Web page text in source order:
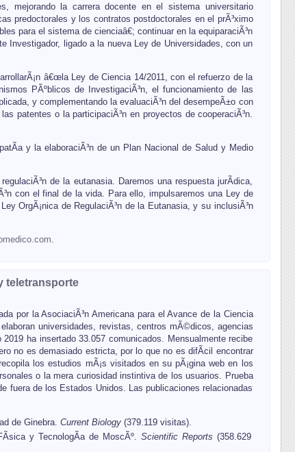
mejorando la carrera docente en el sistema universitario
predoctorales y los contratos postdoctorales en el prÃ³ximo
para el sistema de cienciaâ€; continuar en la equiparaciÃ³n
Investigador, ligado a la nueva Ley de Universidades, con un
â€œla Ley de Ciencia 14/2011, con el refuerzo de la
PÃºblicos de InvestigaciÃ³n, el funcionamiento de las
y complementando la evaluaciÃ³n del desempeÃ±o con
patentes o la participaciÃ³n en proyectos de cooperaciÃ³n.
y la elaboraciÃ³n de un Plan Nacional de Salud y Medio
de la eutanasia. Daremos una respuesta jurÃ­dica,
con el final de la vida. Para ello, impulsaremos una Ley de
OrgÃ¡nica de RegulaciÃ³n de la Eutanasia, y su inclusiÃ³n
teletransporte
por la AsociaciÃ³n Americana para el Avance de la Ciencia
universidades, revistas, centros mÃ©dicos, agencias
ha insertado 33.057 comunicados. Mensualmente recibe
no es demasiado estricta, por lo que no es difÃ­cil encontrar
los estudios mÃ¡s visitados en su pÃ¡gina web en los
o la mera curiosidad instintiva de los usuarios. Prueba
fuera de los Estados Unidos. Las publicaciones relacionadas
de Ginebra.Current Biology (379.119 visitas).
y TecnologÃ­a de MoscÃº.Scientific Reports (358.629